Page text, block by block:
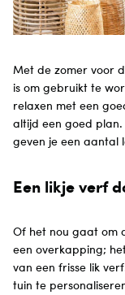
Met de zomer voor
is om gebruikt te
relaxen met een
altijd een goed
geven je een aantal
Een likje verf
Of het nou gaat om
een overkapping;
van een frisse lik
tuin te